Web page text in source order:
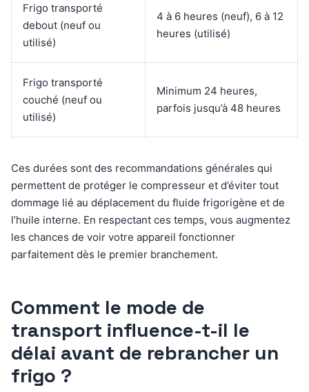
Frigo transporté
debout (neuf ou
utilisé)
4 à 6 heures (neuf), 6 à 12
heures (utilisé)
Frigo transporté
couché (neuf ou
utilisé)
Minimum 24 heures,
parfois jusqu’à 48 heures
Ces durées sont des recommandations générales qui
permettent de protéger le compresseur et d’éviter tout
dommage lié au déplacement du fluide frigorigène et de
l’huile interne. En respectant ces temps, vous augmentez
les chances de voir votre appareil fonctionner
parfaitement dès le premier branchement.
Comment le mode de
transport influence-t-il le
délai avant de rebrancher un
frigo ?